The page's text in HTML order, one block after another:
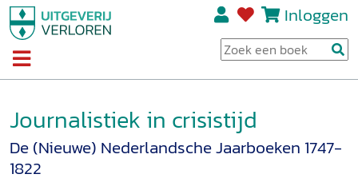
Inloggen
Journalistiek in crisistijd
De (Nieuwe) Nederlandsche Jaarboeken 1747-
1822